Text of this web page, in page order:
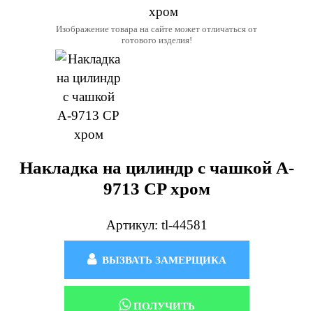
Изображение товара на сайте может отличаться от
готового изделия!
Накладка на цилиндр с чашкой A-
9713 CP хром
Артикул: tl-44581
ВЫЗВАТЬ ЗАМЕРЩИКА
ПОЛУЧИТЬ